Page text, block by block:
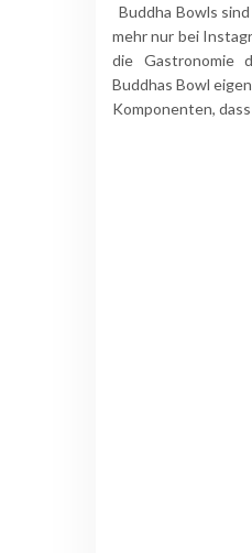
Buddha Bowls
mehr nur bei
die Gastronomie
Buddhas Bowl
Komponenten,